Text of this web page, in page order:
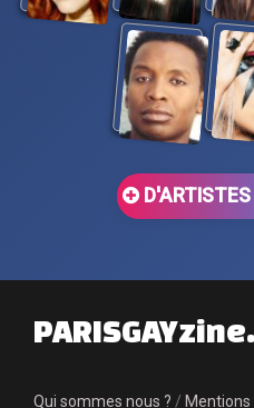
D'ARTISTES
Qui sommes nous ? / Mentions